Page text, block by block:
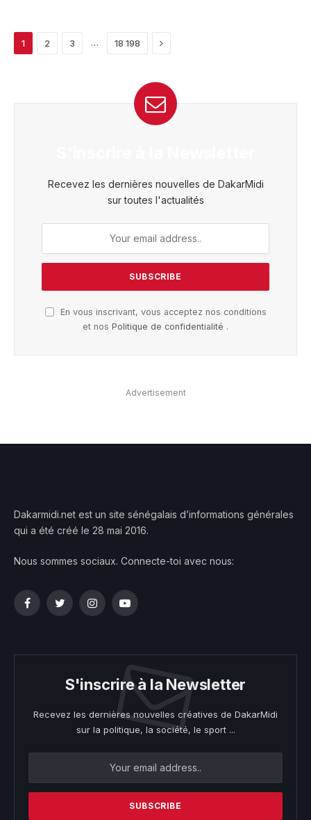
1 2 3 … 18 198 Next
Recevez les dernières nouvelles de DakarMidi
sur toutes l'actualités
En vous inscrivant, vous acceptez nos conditions
et nos Politique de confidentialité .
Advertisement
Dakarmidi.net est un site sénégalais d’informations générales
qui a été créé le 28 mai 2016.
Nous sommes sociaux. Connecte-toi avec nous:
FacebookTwitterInstagramYouTube
S'inscrire à la Newsletter
Recevez les dernières nouvelles créatives de DakarMidi
sur la politique, la société, le sport ...